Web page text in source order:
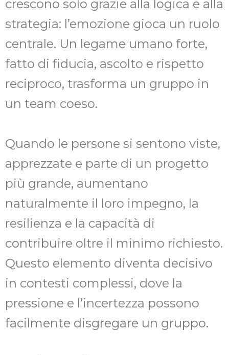
crescono solo grazie alla logica e alla
strategia: l’emozione gioca un ruolo
centrale. Un legame umano forte,
fatto di fiducia, ascolto e rispetto
reciproco, trasforma un gruppo in
un team coeso.
Quando le persone si sentono viste,
apprezzate e parte di un progetto
più grande, aumentano
naturalmente il loro impegno, la
resilienza e la capacità di
contribuire oltre il minimo richiesto.
Questo elemento diventa decisivo
in contesti complessi, dove la
pressione e l’incertezza possono
facilmente disgregare un gruppo.